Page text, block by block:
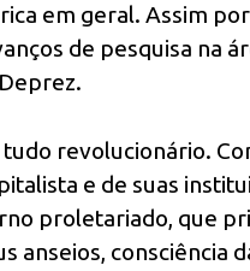
em geral. Assim
de pesquisa na
revolucionário.
e de suas
proletariado, que
anseios, consciência